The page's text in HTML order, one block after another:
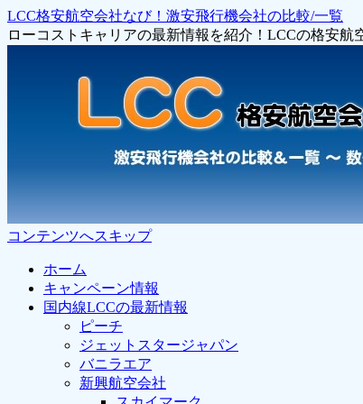
LCC格安航空会社なび！激安飛行機会社の比較/一覧
ローコストキャリアの最新情報を紹介！LCCの格安
コンテンツへスキップ
ホーム
キャンペーン情報
国内線LCCの最新情報
ピーチ
ジェットスタージャパン
バニラエア
新興航空会社